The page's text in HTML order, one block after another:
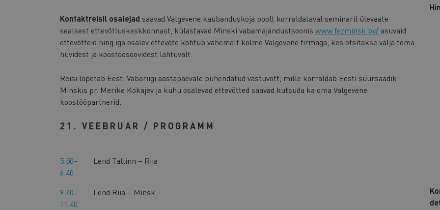
Kontaktreisil osalejad saavad Valgevene kaubanduskoja poolt korraldataval seminaril ülevaate
sealsest ettevõtluskeskkonnast, külastavad Minski vabamajandustsoonis www.fezminsk.by/ asuvaid
ettevõtteid ning iga osalev ettevõte kohtub vähemalt kolme Valgevene firmaga, kes otsitakse välja tema
huvidest ja koostöösoovidest lähtuvalt.
Reisi lõpetab Eesti Vabariigi aastapäevale pühendatud vastuvõtt, mille korraldab Eesti suursaadik
Minskis pr. Merike Kokajev ja kuhu osalevad ettevõtted saavad kutsuda ka oma Valgevene
koostööpartnerid.
21. VEEBRUAR / PROGRAMM
5.50–
6.40
Lend Tallinn – Riia
9.40–
11.40
Lend Riia – Minsk